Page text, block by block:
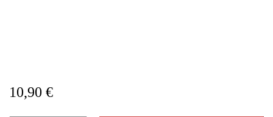
10,90 €